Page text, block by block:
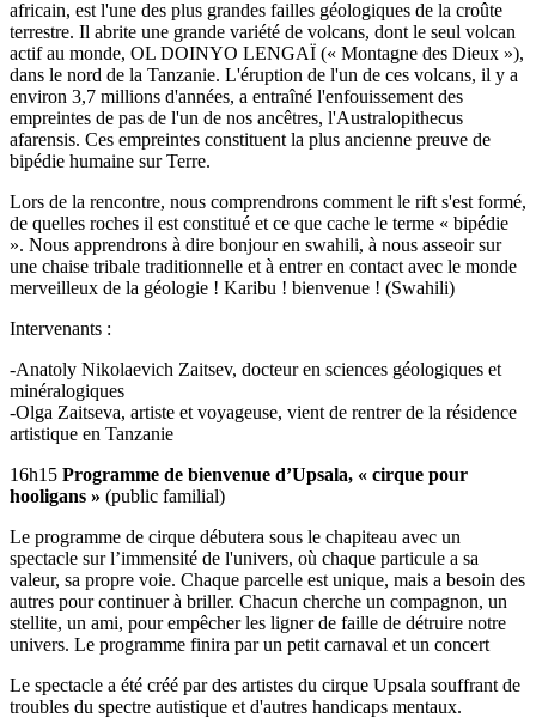
africain, est l'une des plus grandes failles géologiques de la croûte
terrestre. Il abrite une grande variété de volcans, dont le seul volcan
actif au monde, OL DOINYO LENGAÏ (« Montagne des Dieux »),
dans le nord de la Tanzanie. L'éruption de l'un de ces volcans, il y a
environ 3,7 millions d'années, a entraîné l'enfouissement des
empreintes de pas de l'un de nos ancêtres, l'Australopithecus
afarensis. Ces empreintes constituent la plus ancienne preuve de
bipédie humaine sur Terre.
Lors de la rencontre, nous comprendrons comment le rift s'est formé,
de quelles roches il est constitué et ce que cache le terme « bipédie
». Nous apprendrons à dire bonjour en swahili, à nous asseoir sur
une chaise tribale traditionnelle et à entrer en contact avec le monde
merveilleux de la géologie ! Karibu ! bienvenue ! (Swahili)
Intervenants :
-Anatoly Nikolaevich Zaitsev, docteur en sciences géologiques et
minéralogiques
-Olga Zaitseva, artiste et voyageuse, vient de rentrer de la résidence
artistique en Tanzanie
16h15 Programme de bienvenue d’Upsala, « cirque pour
hooligans » (public familial)
Le programme de cirque débutera sous le chapiteau avec un
spectacle sur l’immensité de l'univers, où chaque particule a sa
valeur, sa propre voie. Chaque parcelle est unique, mais a besoin des
autres pour continuer à briller. Chacun cherche un compagnon, un
stellite, un ami, pour empêcher les ligner de faille de détruire notre
univers. Le programme finira par un petit carnaval et un concert
Le spectacle a été créé par des artistes du cirque Upsala souffrant de
troubles du spectre autistique et d'autres handicaps mentaux.